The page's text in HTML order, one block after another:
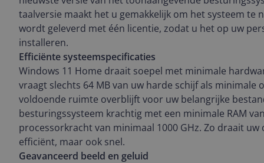
taalversie maakt het u gemakkelijk om het systeem te
wordt geleverd met één licentie, zodat u het op uw
installeren.
Efficiënte systeemspecificaties
Windows 11 Home draait soepel met minimale
vraagt slechts 64 MB van uw harde schijf als minimale
voldoende ruimte overblijft voor uw belangrijke
besturingssysteem krachtig met een minimale RAM
processorkracht van minimaal 1000 GHz. Zo draait
efficiënt, maar ook snel.
Geavanceerd beeld en geluid